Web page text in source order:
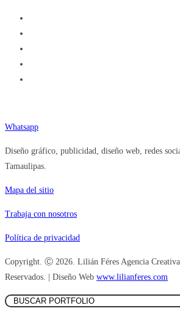
Whatsapp
Diseño gráfico, publicidad, diseño web, redes
Tamaulipas.
Mapa del sitio
Trabaja con nosotros
Política de privacidad
Copyright. Ⓒ 2026. Lilián Féres Agencia
Reservados. | Diseño Web www.lilianferes.com